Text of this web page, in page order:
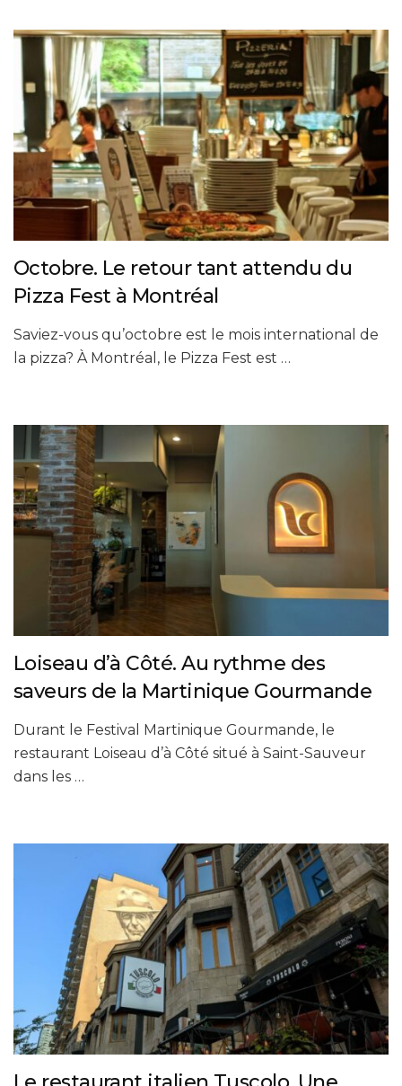
Octobre. Le retour tant attendu du
Pizza Fest à Montréal
Saviez-vous qu’octobre est le mois international de
la pizza? À Montréal, le Pizza Fest est …
Loiseau d’à Côté. Au rythme des
saveurs de la Martinique Gourmande
Durant le Festival Martinique Gourmande, le
restaurant Loiseau d’à Côté situé à Saint-Sauveur
dans les …